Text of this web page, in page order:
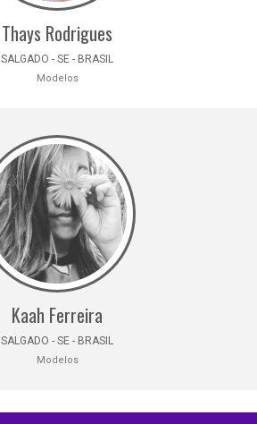
Thays Rodrigues
SALGADO - SE - BRASIL
Modelos
Kaah Ferreira
SALGADO - SE - BRASIL
Modelos